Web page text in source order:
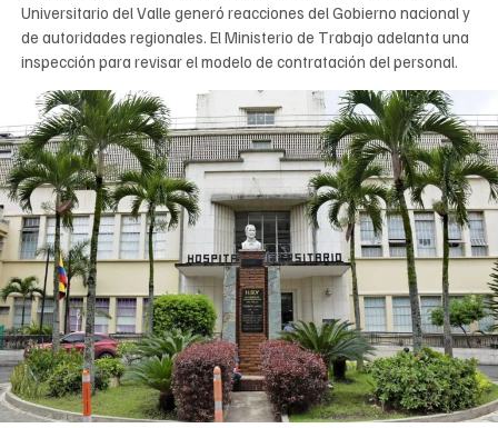
Universitario del Valle generó reacciones del Gobierno nacional y
de autoridades regionales. El Ministerio de Trabajo adelanta una
inspección para revisar el modelo de contratación del personal.